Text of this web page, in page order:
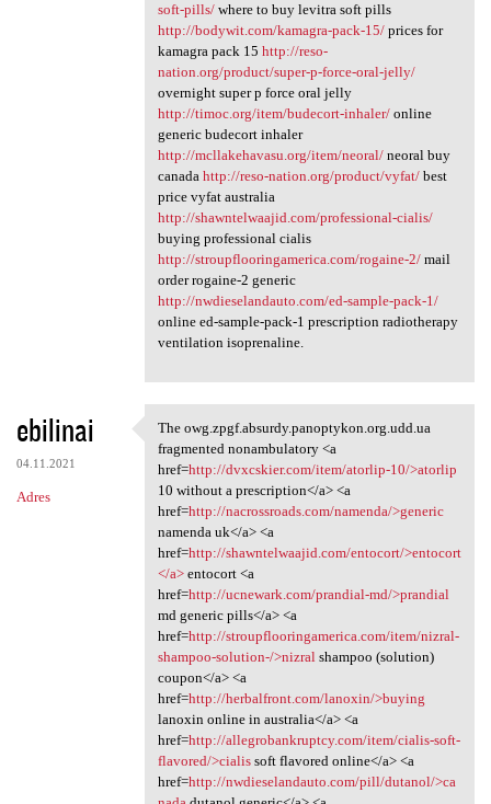
soft-pills/where to buy levitra soft pills
http://bodywit.com/kamagra-pack-15/prices for
kamagra pack 15 http://reso-
nation.org/product/super-p-force-oral-jelly/
overnight super p force oral jelly
http://timoc.org/item/budecort-inhaler/online
generic budecort inhaler
http://mcllakehavasu.org/item/neoral/neoral buy
canada http://reso-nation.org/product/vyfat/best
price vyfat australia
http://shawntelwaajid.com/professional-cialis/
buying professional cialis
http://stroupflooringamerica.com/rogaine-2/mail
order rogaine-2 generic
http://nwdieselandauto.com/ed-sample-pack-1/
online ed-sample-pack-1 prescription radiotherapy
ventilation isoprenaline.
ebilinai
04.11.2021
Adres
The owg.zpgf.absurdy
The owg.zpgf.absurdy.panoptykon.org.udd.ua
fragmented nonambulatory <a
href=http://dvxcskier.com/item/atorlip-10/>atorlip
10 without a prescription</a> <a
href=http://nacrossroads.com/namenda/>generic
namenda uk</a> <a
href=http://shawntelwaajid.com/entocort/>entocort
</a>entocort <a
href=http://ucnewark.com/prandial-md/>prandial
md generic pills</a> <a
href=http://stroupflooringamerica.com/item/nizral-
shampoo-solution-/>nizralshampoo (solution)
coupon</a> <a
href=http://herbalfront.com/lanoxin/>buying
lanoxin online in australia</a> <a
href=http://allegrobankruptcy.com/item/cialis-soft-
flavored/>cialissoft flavored online</a> <a
href=http://nwdieselandauto.com/pill/dutanol/>ca